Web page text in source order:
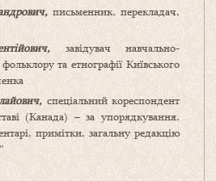
письменник, перекладач,
завідувач навчально-
та етнографії Київського
спеціальний кореспондент
(Канада) – за упорядкування,
примітки, загальну редакцію